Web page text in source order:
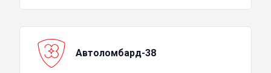
Автоломбард-38